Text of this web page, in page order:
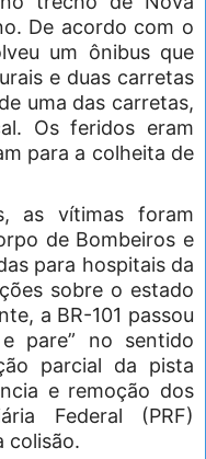
De acordo com o
um ônibus que
e duas carretas
uma das carretas,
Os feridos eram
para a colheita de
as vítimas foram
de Bombeiros e
para hospitais da
sobre o estado
a BR-101 passou
pare” no sentido
parcial da pista
e remoção dos
Federal (PRF)
colisão.